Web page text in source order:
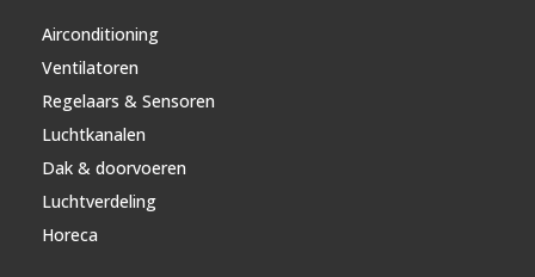
Airconditioning
Ventilatoren
Regelaars & Sensoren
Luchtkanalen
Dak & doorvoeren
Luchtverdeling
Horeca